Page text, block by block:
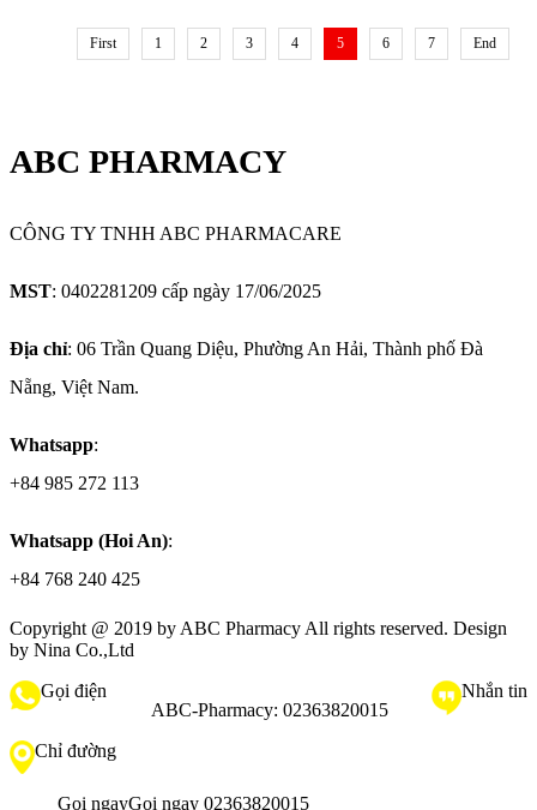
First 1 2 3 4 5 6 7 End
ABC PHARMACY
CÔNG TY TNHH ABC PHARMACARE
MST: 0402281209 cấp ngày 17/06/2025
Địa chỉ: 06 Trần Quang Diệu, Phường An Hải, Thành phố Đà
Nẵng, Việt Nam.
Whatsapp:
+84 985 272 113
Whatsapp (Hoi An):
+84 768 240 425
Copyright @ 2019 by ABC Pharmacy All rights reserved. Design
by Nina Co.,Ltd
Gọi điện
ABC-Pharmacy: 02363820015
Nhắn tin
Chỉ đường
Gọi ngayGọi ngay 02363820015